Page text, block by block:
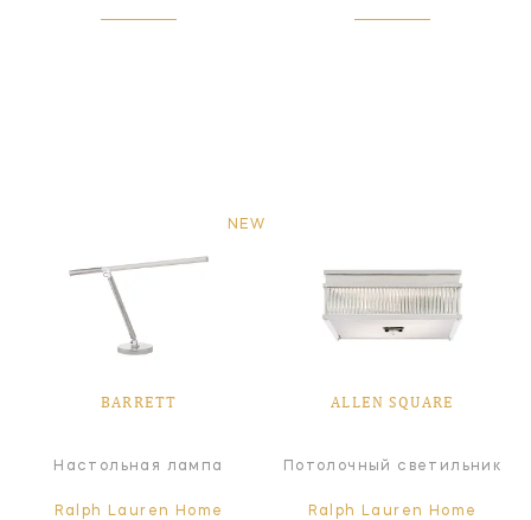
NEW
BARRETT
Настольная лампа
Ralph Lauren Home
ALLEN SQUARE
Потолочный светильник
Ralph Lauren Home